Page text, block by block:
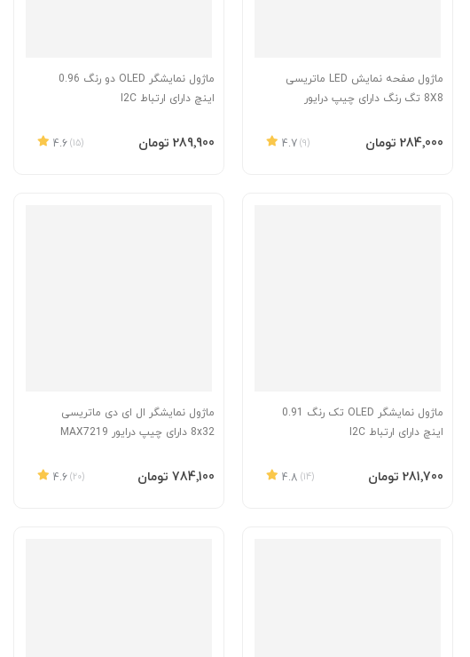
ماژول صفحه نمایش LED ماتریسی
8X8 تگ رنگ دارای چیپ درایور
4.7
(9) ‎284٬000 تومان
افزودن به سبد
ماژول نمایشگر OLED دو رنگ 0.96
اینچ دارای ارتباط I2C
4.6 (15) ‎289٬900 تومان
افزودن به سبد
ماژول نمایشگر OLED تک رنگ 0.91
اینچ دارای ارتباط I2C
4.8 (14) ‎281٬700 تومان
افزودن به سبد
ماژول نمایشگر ال ای دی ماتریسی
8x32 دارای چیپ درایور MAX7219
4.6 (20) ‎784٬100 تومان
افزودن به سبد